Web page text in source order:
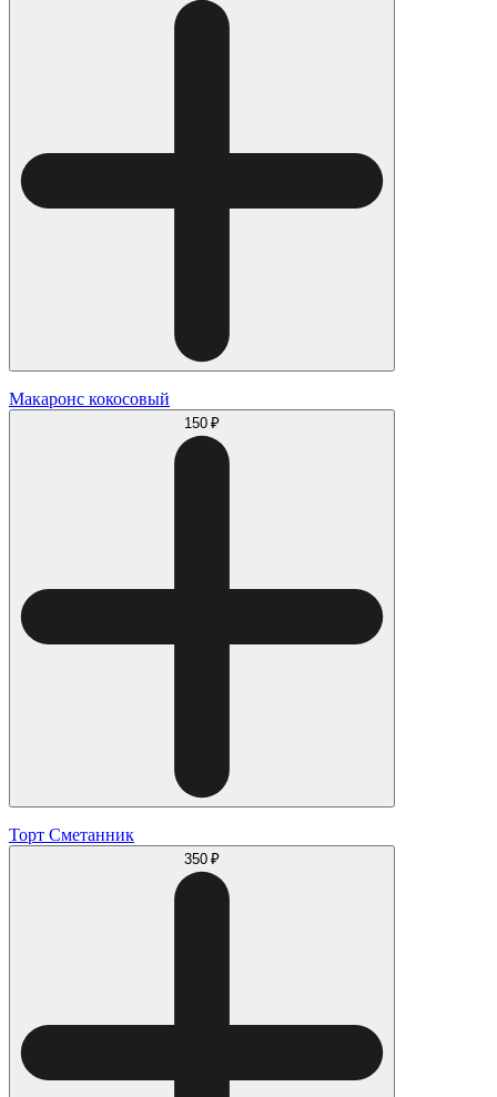
Макаронс кокосовый
150 ₽
Торт Сметанник
350 ₽